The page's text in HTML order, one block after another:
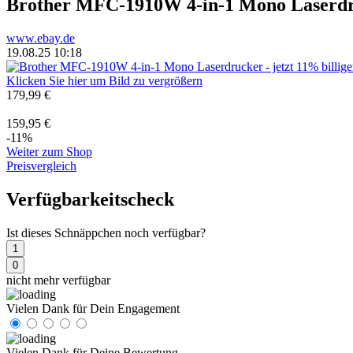
Brother MFC-1910W 4-in-1 Mono
www.ebay.de
19.08.25 10:18
Klicken Sie hier um Bild zu vergrößern
179,99 €
159,95 €
-11%
Weiter zum Shop
Preisvergleich
Verfügbarkeitscheck
Ist dieses Schnäppchen noch verfügbar?
1
0
nicht mehr verfügbar
Vielen Dank für Dein Engagement